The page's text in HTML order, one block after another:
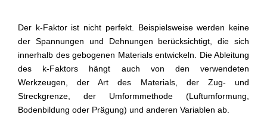
Der k-Faktor ist nicht perfekt. Beispielsweise werden keine
der Spannungen und Dehnungen berücksichtigt, die sich
innerhalb des gebogenen Materials entwickeln. Die Ableitung
des k-Faktors hängt auch von den verwendeten
Werkzeugen, der Art des Materials, der Zug- und
Streckgrenze, der Umformmethode (Luftumformung,
Bodenbildung oder Prägung) und anderen Variablen ab.